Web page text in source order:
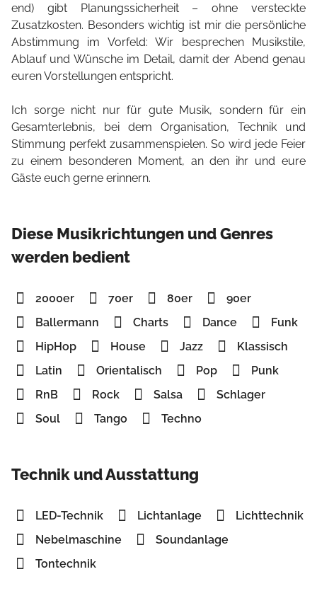
end) gibt Planungssicherheit – ohne versteckte
Zusatzkosten. Besonders wichtig ist mir die persönliche
Abstimmung im Vorfeld: Wir besprechen Musikstile,
Ablauf und Wünsche im Detail, damit der Abend genau
euren Vorstellungen entspricht.
Ich sorge nicht nur für gute Musik, sondern für ein
Gesamterlebnis, bei dem Organisation, Technik und
Stimmung perfekt zusammenspielen. So wird jede Feier
zu einem besonderen Moment, an den ihr und eure
Gäste euch gerne erinnern.
Diese Musikrichtungen und Genres
werden bedient
2000er 70er 80er
90er
Ballermann
Charts Dance
Funk
HipHop
House Jazz
Klassisch
Latin
Orientalisch Pop
Punk
RnB
Rock Salsa
Schlager
Soul
Tango Techno
Technik und Ausstattung
LED-Technik Lichtanlage
Lichttechnik
Nebelmaschine
Soundanlage
Tontechnik